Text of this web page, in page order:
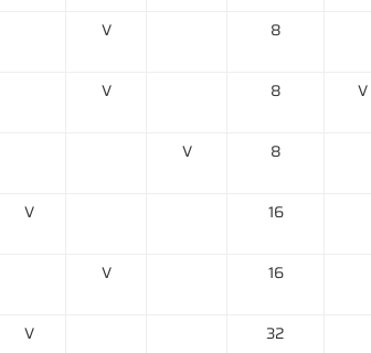
V 8
V 8 V
V 8
V 16
V 16
V 32